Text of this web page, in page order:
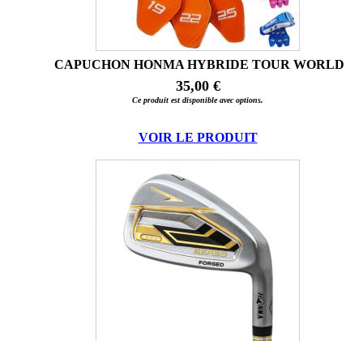
CAPUCHON HONMA HYBRIDE TOUR WORLD
35,00 €
Ce produit est disponible avec options.
VOIR LE PRODUIT